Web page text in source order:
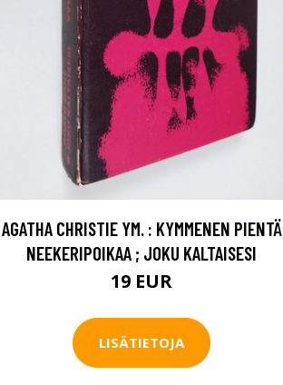
AGATHA CHRISTIE YM. : KYMMENEN PIENTÄ
NEEKERIPOIKAA ; JOKU KALTAISESI
19 EUR
LISÄTIETOJA